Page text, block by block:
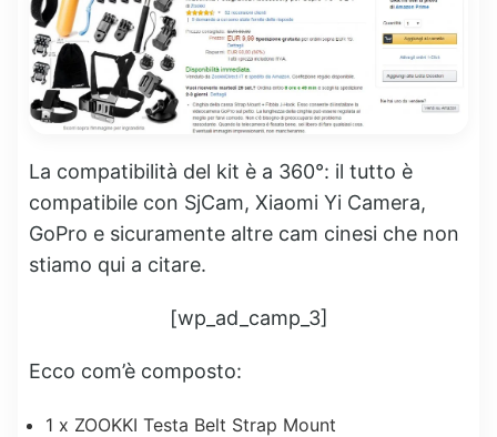
La compatibilità del kit è a 360°: il tutto è
compatibile con SjCam, Xiaomi Yi Camera,
GoPro e sicuramente altre cam cinesi che non
stiamo qui a citare.
[wp_ad_camp_3]
Ecco com’è composto:
1 x ZOOKKI Testa Belt Strap Mount